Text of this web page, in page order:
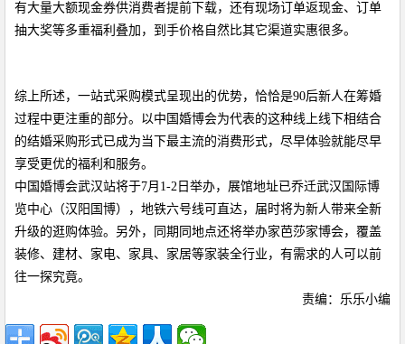
有大量大额现金券供消费者提前下载，还有现场订单返现金、订单
抽大奖等多重福利叠加，到手价格自然比其它渠道实惠很多。
综上所述，一站式采购模式呈现出的优势，恰恰是90后新人在筹婚
过程中更注重的部分。 以中国婚博会为代表的这种线上线下相结合
的结婚采购形式已成为当下最主流的消费形式， 尽早体验就能尽早
享受更优的福利和服务。
中国婚博会武汉站将于7月1-2日举办，展馆地址已乔迁武汉国际博
览中心（汉阳国博），地铁六号线可直达，届时将为新人带来全新
升级的逛购体验。另外，同期同地点还将举办家芭莎家博会，覆盖
装修、建材、家电、家具、家居等家装全行业，有需求的人可以前
往一探究竟。
责编：乐乐小编